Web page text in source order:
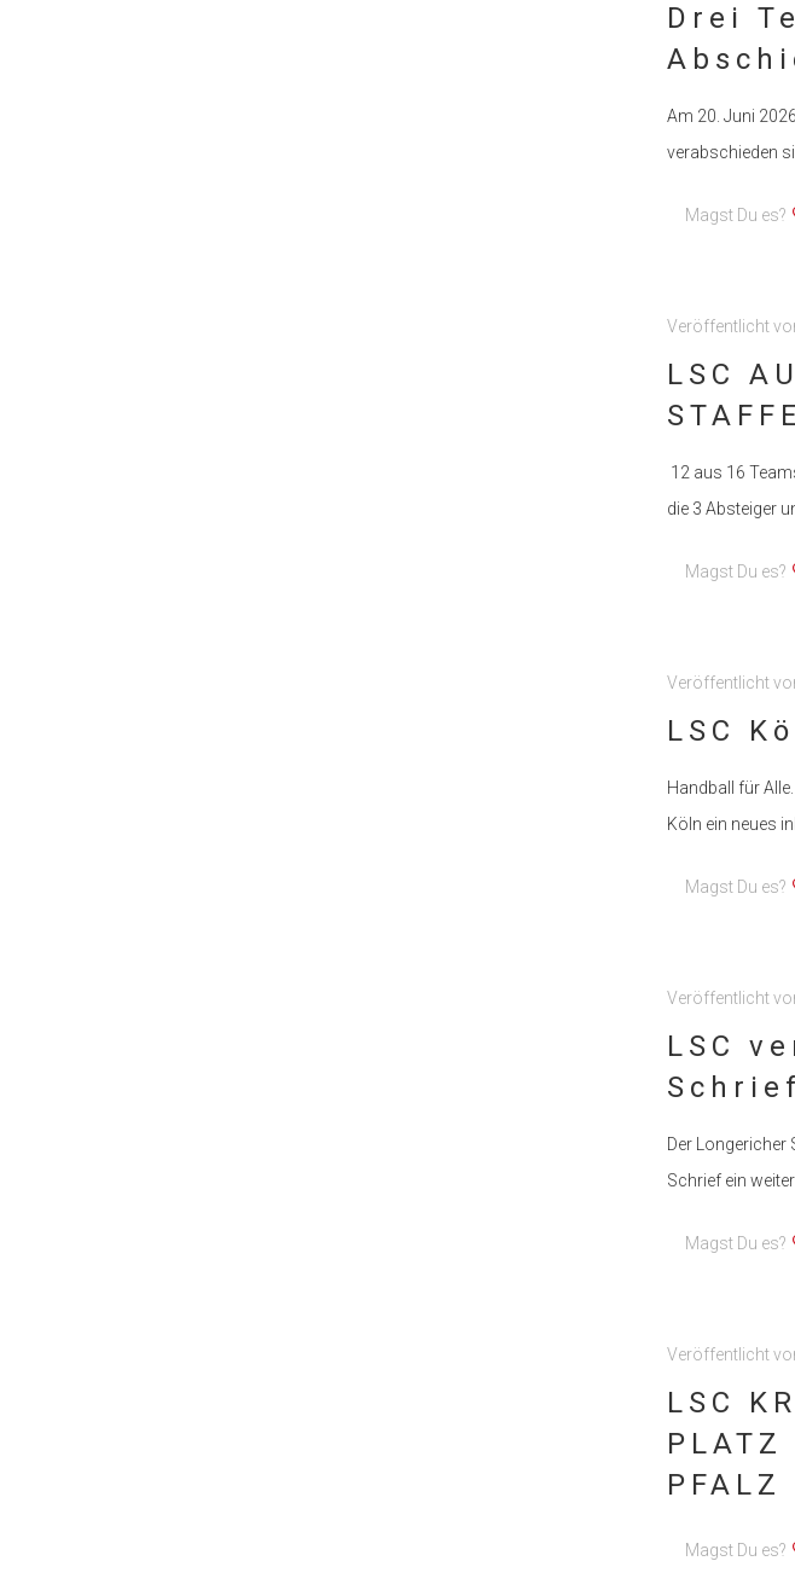
Drei
Am 20. Juni
verabschieden
Magst Du es?
Veröffentlicht
LSC
12 aus 16
die 3 Absteiger
Magst Du es?
Veröffentlicht
LSC
Handball für
Köln ein neues
Magst Du es?
Veröffentlicht
LSC
Schrief
Der Longericher
Schrief ein
Magst Du es?
Veröffentlicht
LSC
PLATZ
PFALZ
Magst Du es?